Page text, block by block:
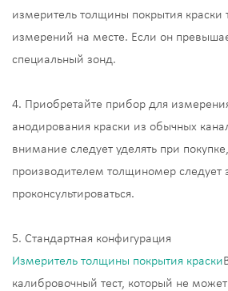
измеритель толщины покрытия краски
измерений на месте. Если он
специальный зонд.
4. Приобретайте прибор для
анодирования краски из обычных
внимание следует уделять при
производителем толщиномер следует
проконсультироваться.
5. Стандартная конфигурация
Измеритель толщины покрытия краски
калибровочный тест, который не